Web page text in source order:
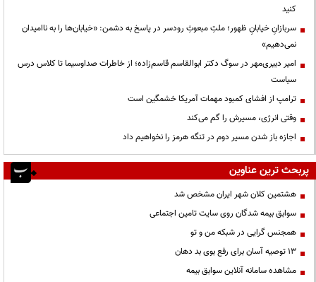
کنید
سربازانِ خیابانِ ظهور؛ ملتِ مبعوثِ رودسر در پاسخ به دشمن: «خیابان‌ها را به ناامیدان
نمی‌دهیم»
امیر دبیری‌مهر در سوگ دکتر ابوالقاسم قاسم‌زاده؛ از خاطرات صداوسیما تا کلاس درس
سیاست
ترامپ از افشای کمبود مهمات آمریکا خشمگین است
وقتی انرژی، مسیرش را گم می‌کند
اجازه باز شدن مسیر دوم در تنگه هرمز را نخواهیم داد
پربحث ترین عناوین
هشتمین کلان شهر ایران مشخص شد
سوابق بیمه شدگان روی سایت تامین اجتماعی
همجنس گرایی در شبکه من و تو
13 توصیه آسان برای رفع بوی بد دهان
مشاهده سامانه آنلاين سوابق بیمه